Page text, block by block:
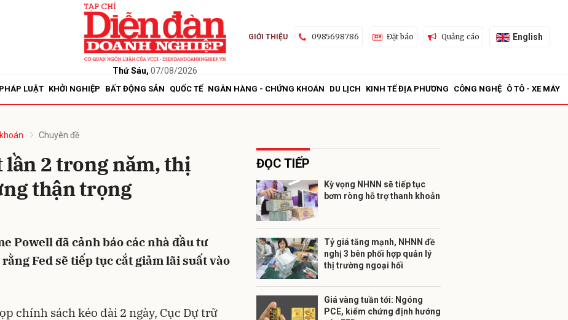
Thứ Sáu, 07/08/2026
GIỚI THIỆU 0985698786 Đặt báo Quảng cáo English
PHÁP LUẬT KHỞI NGHIỆP BẤT ĐỘNG SẢN QUỐC TẾ NGÂN HÀNG - CHỨNG KHOÁN DU LỊCH KINH TẾ ĐỊA PHƯƠNG CÔNG NGHỆ Ô TÔ - XE MÁY
Chuyên đề
lần 2 trong năm, thị
thận trọng
Powell đã cảnh báo các nhà đầu tư
Fed sẽ tiếp tục cắt giảm lãi suất vào
chính sách kéo dài 2 ngày, Cục Dự trữ
ĐỌC TIẾP
Kỳ vọng NHNN sẽ tiếp tục
bơm ròng hỗ trợ thanh khoản
Tỷ giá tăng mạnh, NHNN đề
nghị 3 bên phối hợp quản lý
thị trường ngoại hối
Giá vàng tuần tới: Ngóng
PCE, kiểm chứng định hướng
Gửi